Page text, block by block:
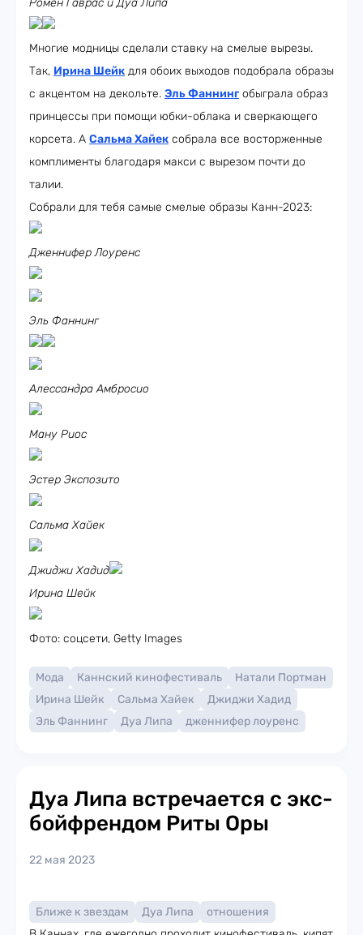
Ромен Гаврас и Дуа Липа
Многие модницы сделали ставку на смелые вырезы.
Так, Ирина Шейк для обоих выходов подобрала образы
с акцентом на декольте. Эль Фаннингобыграла образ
принцессы при помощи юбки-облака и сверкающего
корсета. А Сальма Хайек собрала все восторженные
комплименты благодаря макси с вырезом почти до
талии.
Собрали для тебя самые смелые образы Канн-2023:
Дженнифер Лоуренс
Эль Фаннинг
Алессандра Амбросио
Ману Риос
Эстер Экспозито
Сальма Хайек
Джиджи Хадид
Ирина Шейк
Фото: соцсети, Getty Images
Мода Каннский кинофестиваль
Натали Портман
Ирина Шейк
Сальма Хайек
Джиджи Хадид
Эль Фаннинг
Дуа Липа дженнифер лоуренс
Дуа Липа встречается с экс-
бойфрендом Риты Оры
22 мая 2023
Ближе к звездам Дуа Липа
отношения